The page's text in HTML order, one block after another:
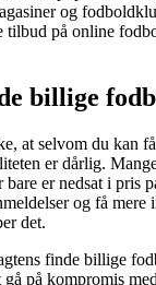
og
tilbud på online
billige
at selvom du kan
er dårlig.
er nedsat i pris
og få mere
det.
finde billige
på kompromis